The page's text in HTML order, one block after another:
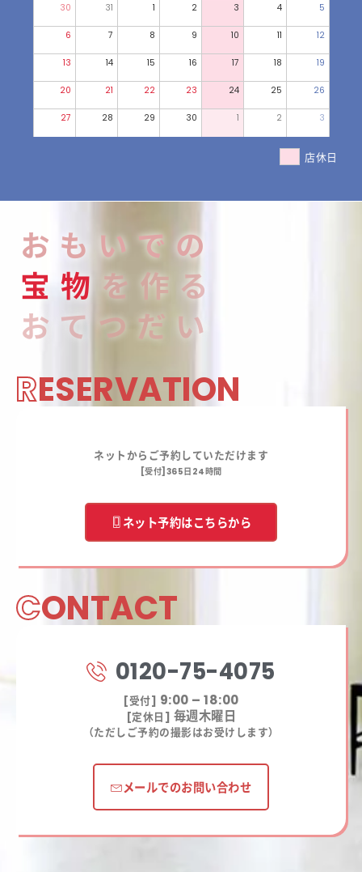
30 31 1 2 3 4 5
6 7 8 9 10 11 12
13 14 15 16 17 18 19
20 21 22 23 24 25 26
27 28 29 30 1 2 3
店休日
RESERVATION
ネットからご予約していただけます
[受付]365日24時間
ネット予約はこちらから
CONTACT
0120-75-4075
[受付] 9:00 – 18:00
[定休日] 毎週木曜日
（ただしご予約の撮影はお受けします）
メールでのお問い合わせ
おもいでの
宝 物 を作る
おてつだい